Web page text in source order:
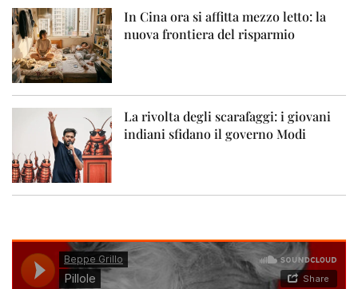
In Cina ora si affitta mezzo letto: la
nuova frontiera del risparmio
La rivolta degli scarafaggi: i giovani
indiani sfidano il governo Modi